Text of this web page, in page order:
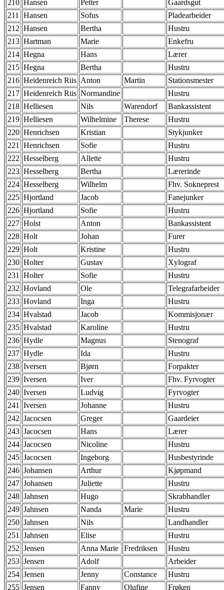
210 Hansen Petter
Gaardsgut
211 Hansen Sofus
Pladearbeider
212 Hansen Bertha
Hustru
213 Hartman Marie
Enkefru
214 Hegna Hans
Lærer
215 Hegna Bertha
Hustru
216 Heidenreich Riis Anton Martin
Stationsmester
217 Heidenreich Riis Normandine
Hustru
218 Helliesen Nils Warendorf
Bankassistent
219 Helliesen Wilhelmine Therese
Hustru
220 Henrichsen Kristian
Stykjunker
221 Henrichsen Sofie
Hustru
222 Hesselberg Allette
Hustru
223 Hesselberg Bertha
Lærerinde
224 Hesselberg Wilhelm
Fhv. Sokneprest
225 Hjortland Jacob
Fanejunker
226 Hjortland Sofie
Hustru
227 Holst Anton
Bankassistent
228 Holt Johan
Furer
229 Holt Kristine
Hustru
230 Holter Gustav
Xylograf
231 Holter Sofie
Hustru
232 Hovland Ole
Telegrafarbeider
233 Hovland Inga
Hustru
234 Hvalstad Jacob
Kommisjonær
235 Hvalstad Karoline
Hustru
236 Hydle Magnus
Stenograf
237 Hydle Ida
Hustru
238 Iversen Bjørn
Forpakter
239 Iversen Iver
Fhv. Fyrvogter
240 Iversen Ludvig
Fyrvogter
241 Iversen Johanne
Hustru
242 Jacocsen Greger
Gaardeier
243 Jacocsen Hans
Lærer
244 Jacocsen Nicoline
Hustru
245 Jacocsen Ingeborg
Husbestyrinde
246 Johansen Arthur
Kjøpmand
247 Johansen Juliette
Hustru
248 Jahnsen Hugo
Skrabhandler
249 Jahnsen Nanda Marie
Hustru
250 Jahnsen Nils
Landhandler
251 Jahnsen Elise
Hustru
252 Jensen Anna Marie Fredriksen
Hustru
253 Jensen Adolf
Arbeider
254 Jensen Jenny Constance
Hustru
255 Jensen Fanny Olufine Frøken